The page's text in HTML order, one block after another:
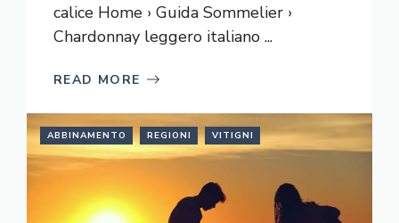
calice Home › Guida Sommelier ›
Chardonnay leggero italiano ...
READ MORE
ABBINAMENTO REGIONI VITIGNI